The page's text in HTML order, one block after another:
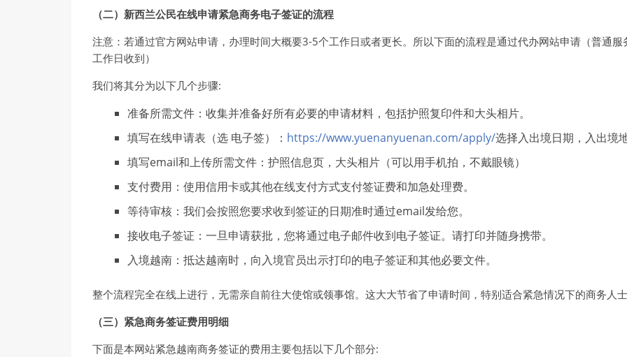
（二）新西兰公民在线申请紧急商务电子签证的流程
注意：若通过官方网站申请，办理时间大概要3-5个工作日或者更长。所以下面的流程是通过代办网站申请（普通
工作日收到）
我们将其分为以下几个步骤:
准备所需文件：收集并准备好所有必要的申请材料，包括护照复印件和大头相片。
填写在线申请表（选 电子签）： https://www.yuenanyuenan.com/apply/选择入出境日期，入出境
填写email和上传所需文件：护照信息页，大头相片（可以用手机拍，不戴眼镜）
支付费用：使用信用卡或其他在线支付方式支付签证费和加急处理费。
等待审核：我们会按照您要求收到签证的日期准时通过email发给您。
接收电子签证：一旦申请获批，您将通过电子邮件收到电子签证。请打印并随身携带。
入境越南：抵达越南时，向入境官员出示打印的电子签证和其他必要文件。
整个流程完全在线上进行，无需亲自前往大使馆或领事馆。这大大节省了申请时间，特别适合紧急情况下的商务人
（三） 紧急商务签证费用明细
下面是本网站紧急越南商务签证的费用主要包括以下几个部分: